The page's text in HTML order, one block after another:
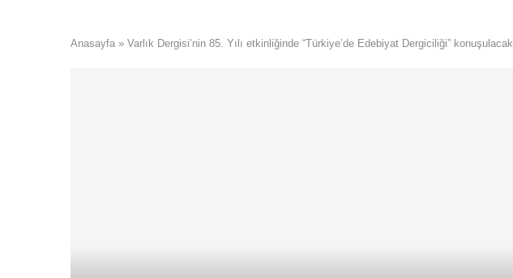
Anasayfa » Varlık Dergisi’nin 85. Yılı etkinliğinde “Türkiye’de Edebiyat Dergiciliği” konuşulacak